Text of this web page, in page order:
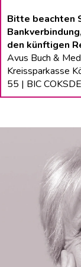
Bitte beachten
den künftigen
Avus Buch &
Kreissparkasse
55 | BIC